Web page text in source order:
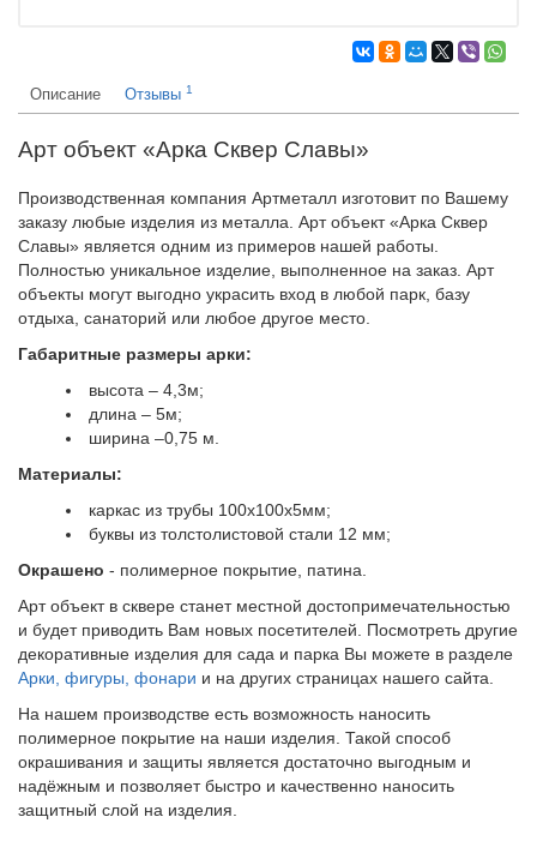
Описание Отзывы 1
Арт объект «Арка Сквер Славы»
Производственная компания Артметалл изготовит по Вашему
заказу любые изделия из металла. Арт объект «Арка Сквер
Славы» является одним из примеров нашей работы.
Полностью уникальное изделие, выполненное на заказ. Арт
объекты могут выгодно украсить вход в любой парк, базу
отдыха, санаторий или любое другое место.
Габаритные размеры арки:
высота – 4,3м;
длина – 5м;
ширина –0,75 м.
Материалы:
каркас из трубы 100х100х5мм;
буквы из толстолистовой стали 12 мм;
Окрашено - полимерное покрытие, патина.
Арт объект в сквере станет местной достопримечательностью
и будет приводить Вам новых посетителей. Посмотреть другие
декоративные изделия для сада и парка Вы можете в разделе
Арки, фигуры, фонари и на других страницах нашего сайта.
На нашем производстве есть возможность наносить
полимерное покрытие на наши изделия. Такой способ
окрашивания и защиты является достаточно выгодным и
надёжным и позволяет быстро и качественно наносить
защитный слой на изделия.